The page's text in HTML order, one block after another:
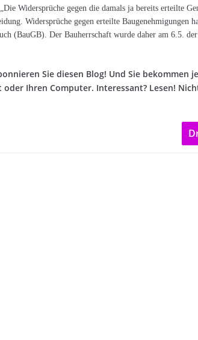
Widersprüche gegen die damals ja bereits erteilte
Widersprüche gegen erteilte Baugenehmigungen
(BauGB). Der Bauherrschaft wurde daher am 6.5.
Sie diesen Blog! Und Sie bekommen
Ihren Computer. Interessant? Lesen!